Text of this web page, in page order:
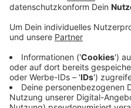
Anzeige
Dank ihm fährt
Anzeige